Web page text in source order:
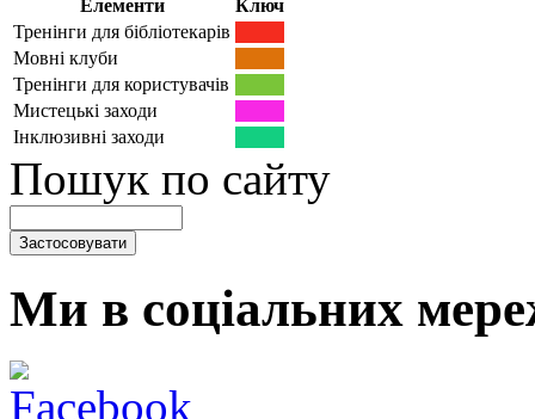
Елементи
Ключ
Тренінги для бібліотекарів
Мовні клуби
Тренінги для користувачів
Мистецькі заходи
Інклюзивні заходи
Пошук по сайту
Ми в соціальних